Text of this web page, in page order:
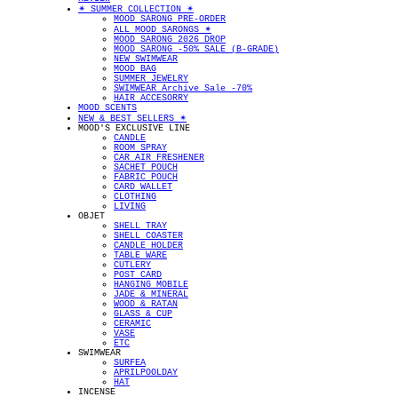
✴︎ SUMMER COLLECTION ✴︎
MOOD SARONG PRE-ORDER
ALL MOOD SARONGS ✴︎
MOOD SARONG 2026 DROP
MOOD SARONG -50% SALE (B-GRADE)
NEW SWIMWEAR
MOOD BAG
SUMMER JEWELRY
SWIMWEAR Archive Sale -70%
HAIR ACCESORRY
MOOD SCENTS
NEW & BEST SELLERS ✴︎
MOOD'S EXCLUSIVE LINE
CANDLE
ROOM SPRAY
CAR AIR FRESHENER
SACHET POUCH
FABRIC POUCH
CARD WALLET
CLOTHING
LIVING
OBJET
SHELL TRAY
SHELL COASTER
CANDLE HOLDER
TABLE WARE
CUTLERY
POST CARD
HANGING MOBILE
JADE & MINERAL
WOOD & RATAN
GLASS & CUP
CERAMIC
VASE
ETC
SWIMWEAR
SURFEA
APRILPOOLDAY
HAT
INCENSE